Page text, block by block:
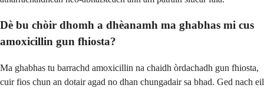
Dè bu chòir dhomh a dhèanamh ma ghabhas mi cus
amoxicillin gun fhiosta?
Ma ghabhas tu barrachd amoxicillin na chaidh òrdachadh gun fhiosta,
cuir fios chun an dotair agad no dhan chungadair sa bhad. Ged nach eil